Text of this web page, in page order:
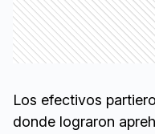
Los efectivos
donde lograron